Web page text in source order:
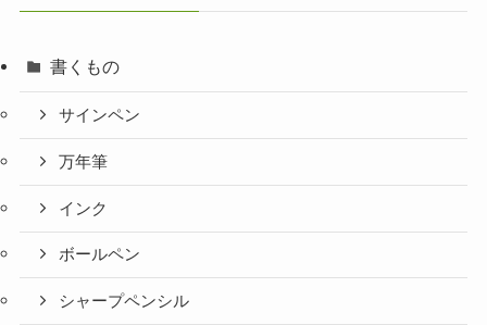
書くもの
サインペン
万年筆
インク
ボールペン
シャープペンシル